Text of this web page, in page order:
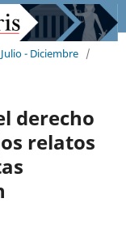
- Diciembre /
derecho
relatos